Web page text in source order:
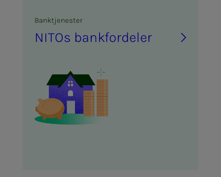
Bank­tje­­­nes­­­ter
NITOs bank­­­for­­­de­­­ler